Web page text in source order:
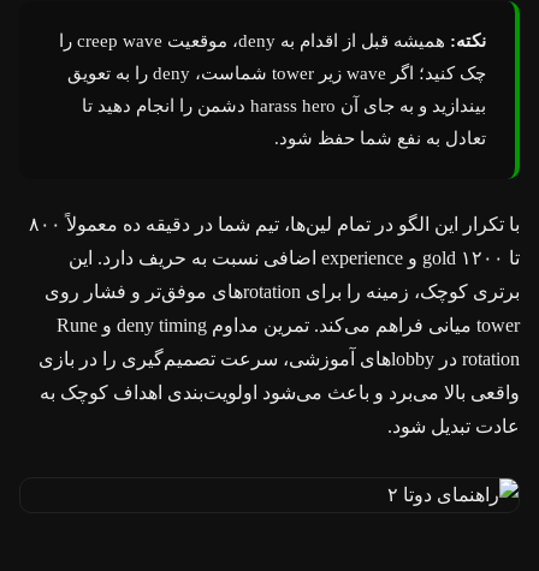
نکته:
همیشه قبل از اقدام به deny، موقعیت creep wave را
چک کنید؛ اگر wave زیر tower شماست، deny را به تعویق
بیندازید و به جای آن harass hero دشمن را انجام دهید تا
تعادل به نفع شما حفظ شود.
با تکرار این الگو در تمام لین‌ها، تیم شما در دقیقه ده معمولاً ۸۰۰
تا ۱۲۰۰ gold و experience اضافی نسبت به حریف دارد. این
برتری کوچک، زمینه را برای rotationهای موفق‌تر و فشار روی
tower میانی فراهم می‌کند. تمرین مداوم deny timing و Rune
rotation در lobbyهای آموزشی، سرعت تصمیم‌گیری را در بازی
واقعی بالا می‌برد و باعث می‌شود اولویت‌بندی اهداف کوچک به
عادت تبدیل شود.